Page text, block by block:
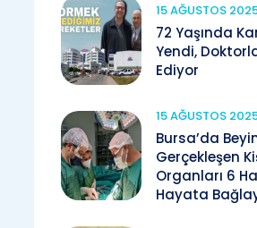
15 AĞUSTOS
72 Yaşında
Yendi,
Ediyor
15 AĞUSTOS
Bursa’da
Gerçekleşen
Organları 6
Hayata